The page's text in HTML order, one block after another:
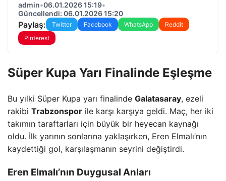
admin•06.01.2026 15:19•
Güncellendi: 06.01.2026 15:20
Paylaş: Twitter Facebook WhatsApp
Reddit
Pinterest
Süper Kupa Yarı Finalinde Eşleşme
Bu yılki Süper Kupa yarı finalinde Galatasaray, ezeli
rakibi Trabzonspor ile karşı karşıya geldi. Maç, her iki
takımın taraftarları için büyük bir heyecan kaynağı
oldu. İlk yarının sonlarına yaklaşırken, Eren Elmalı’nın
kaydettiği gol, karşılaşmanın seyrini değiştirdi.
Eren Elmalı’nın Duygusal Anları